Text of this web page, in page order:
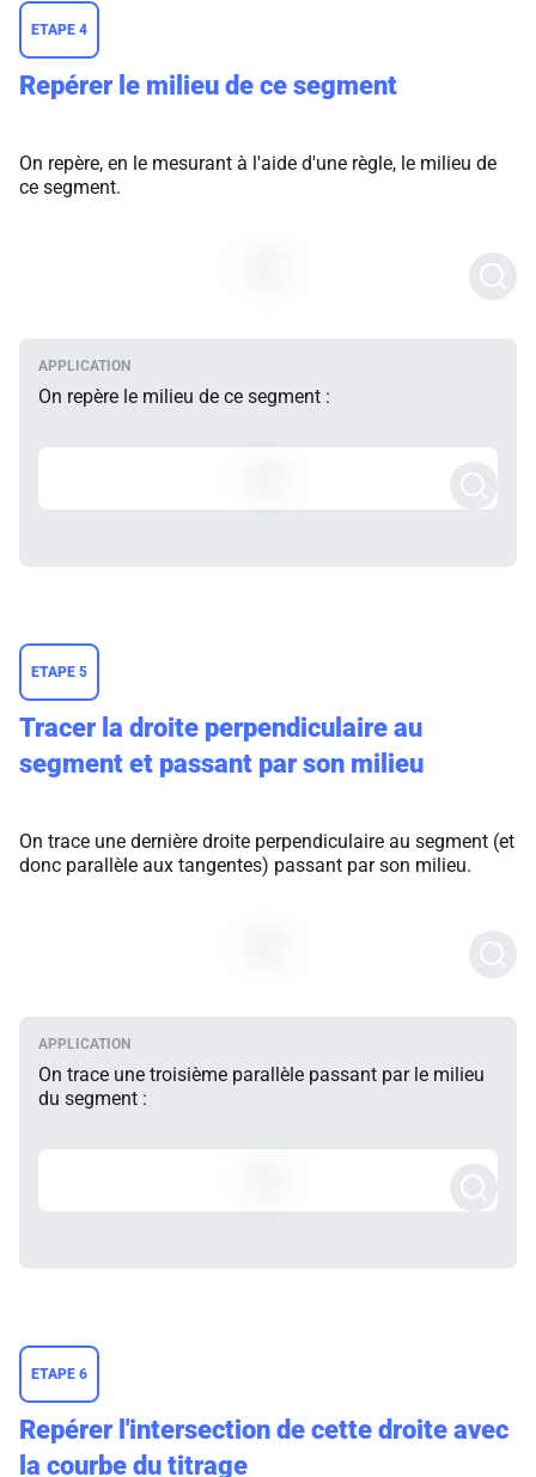
ETAPE 4
Repérer le milieu de ce segment
On repère, en le mesurant à l'aide d'une règle, le milieu de
ce segment.
On repère le milieu de ce segment :
ETAPE 5
Tracer la droite perpendiculaire au
segment et passant par son milieu
On trace une dernière droite perpendiculaire au segment (et
donc parallèle aux tangentes) passant par son milieu.
On trace une troisième parallèle passant par le milieu
du segment :
ETAPE 6
Repérer l'intersection de cette droite avec
la courbe du titrage